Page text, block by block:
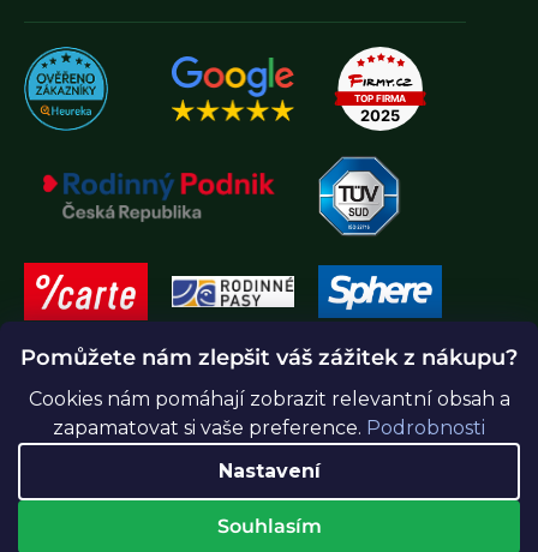
Pomůžete nám zlepšit váš zážitek z nákupu?
Cookies nám pomáhají zobrazit relevantní obsah a
zapamatovat si vaše preference. Podrobnosti
Nastavení
Souhlasím